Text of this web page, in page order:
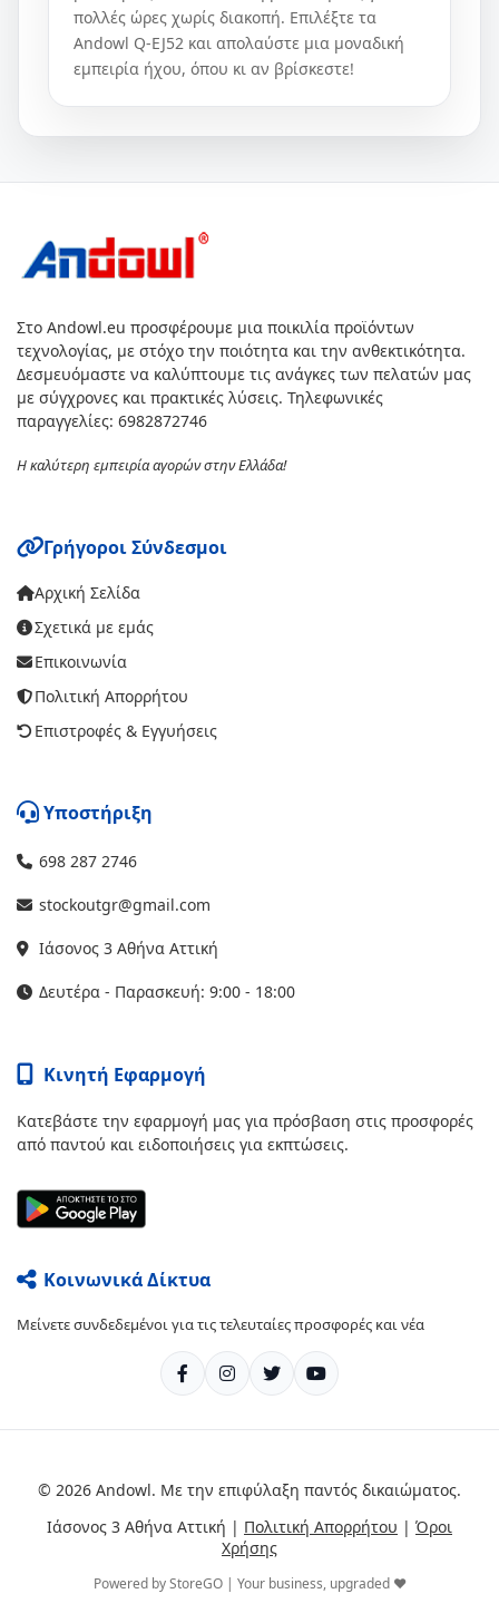
πολλές ώρες χωρίς διακοπή. Επιλέξτε τα
Andowl Q-EJ52 και απολαύστε μια μοναδική
εμπειρία ήχου, όπου κι αν βρίσκεστε!
Στο Andowl.eu προσφέρουμε μια ποικιλία προϊόντων
τεχνολογίας, με στόχο την ποιότητα και την ανθεκτικότητα.
Δεσμευόμαστε να καλύπτουμε τις ανάγκες των πελατών μας
με σύγχρονες και πρακτικές λύσεις. Τηλεφωνικές
παραγγελίες: 6982872746
Η καλύτερη εμπειρία αγορών στην Ελλάδα!
Γρήγοροι Σύνδεσμοι
Αρχική Σελίδα
Σχετικά με εμάς
Επικοινωνία
Πολιτική Απορρήτου
Επιστροφές & Εγγυήσεις
Υποστήριξη
698 287 2746
stockoutgr@gmail.com
Ιάσονος 3 Αθήνα Αττική
Δευτέρα - Παρασκευή: 9:00 - 18:00
Κινητή Εφαρμογή
Κατεβάστε την εφαρμογή μας για πρόσβαση στις προσφορές
από παντού και ειδοποιήσεις για εκπτώσεις.
Κοινωνικά Δίκτυα
Μείνετε συνδεδεμένοι για τις τελευταίες προσφορές και νέα
© 2026 Andowl. Με την επιφύλαξη παντός δικαιώματος.
Ιάσονος 3 Αθήνα Αττική | Πολιτική Απορρήτου | Όροι
Χρήσης
Powered by StoreGO | Your business, upgraded ❤️